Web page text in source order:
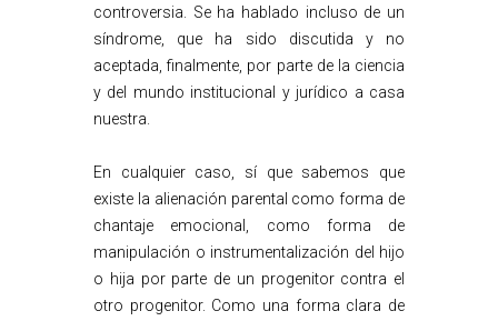
controversia. Se ha hablado incluso de un
síndrome, que ha sido discutida y no
aceptada, finalmente, por parte de la ciencia
y del mundo institucional y jurídico a casa
nuestra.
En cualquier caso, sí que sabemos que
existe la alienación parental como forma de
chantaje emocional, como forma de
manipulación o instrumentalización del hijo
o hija por parte de un progenitor contra el
otro progenitor. Como una forma clara de